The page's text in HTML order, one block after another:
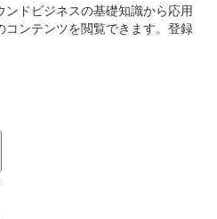
ドビジネスの基礎知識から応用
コンテンツを閲覧できます。登録